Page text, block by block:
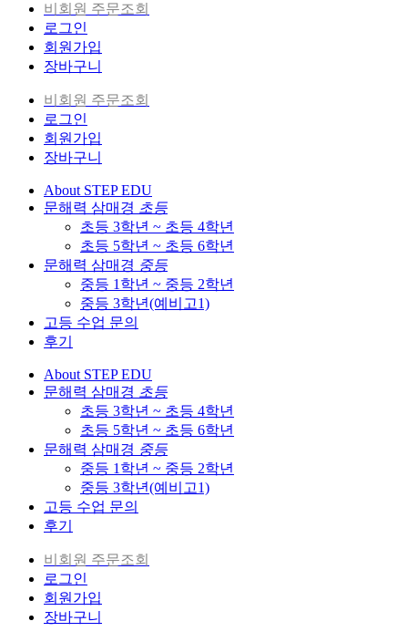
비회원 주문조회
로그인
회원가입
장바구니
비회원 주문조회
로그인
회원가입
장바구니
About STEP EDU
문해력 삼매경 초등
초등 3학년 ~ 초등 4학년
초등 5학년 ~ 초등 6학년
문해력 삼매경 중등
중등 1학년 ~ 중등 2학년
중등 3학년(예비고1)
고등 수업 문의
후기
About STEP EDU
문해력 삼매경 초등
초등 3학년 ~ 초등 4학년
초등 5학년 ~ 초등 6학년
문해력 삼매경 중등
중등 1학년 ~ 중등 2학년
중등 3학년(예비고1)
고등 수업 문의
후기
비회원 주문조회
로그인
회원가입
장바구니